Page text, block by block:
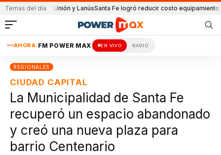
Temas del día
de Unión y LanúsSanta Fe logró reducir costo equipamiento
AHORA: FM POWER MAX EN VIVO RADIO
REGIONALES
CIUDAD CAPITAL
La Municipalidad de Santa Fe
recuperó un espacio abandonado
y creó una nueva plaza para
barrio Centenario